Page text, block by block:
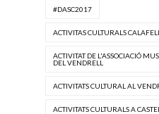
#DASC2017
ACTIVITAS CULTURALS CALAFELL
ACTIVITAT DE L'ASSOCIACIÓ
DEL VENDRELL
ACTIVITATS CULTURAL AL
ACTIVITATS CULTURALS A